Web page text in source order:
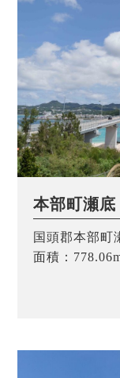
本部町瀬
国頭郡本部町
面積：